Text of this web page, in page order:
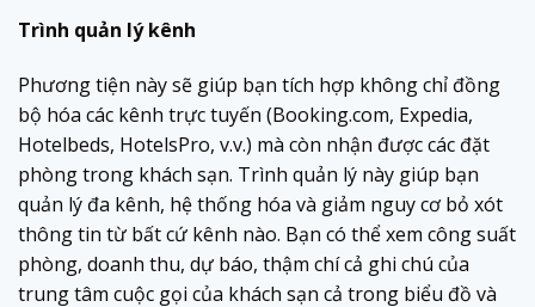
Trình quản lý kênh
Phương tiện này sẽ giúp bạn tích hợp không chỉ đồng
bộ hóa các kênh trực tuyến (Booking.com, Expedia,
Hotelbeds, HotelsPro, v.v.) mà còn nhận được các đặt
phòng trong khách sạn. Trình quản lý này giúp bạn
quản lý đa kênh, hệ thống hóa và giảm nguy cơ bỏ xót
thông tin từ bất cứ kênh nào. Bạn có thể xem công suất
phòng, doanh thu, dự báo, thậm chí cả ghi chú của
trung tâm cuộc gọi của khách sạn cả trong biểu đồ và